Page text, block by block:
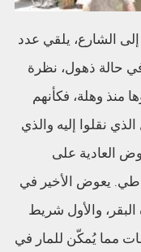
الشارع، يلقي عدد
حالة ذهول، نظرة
منذ وهلة، فكأنهم
نقلوا إليه والذي
العادية على
يعوض الأخير في
والأول شريط
مما يُمكّن للمار في